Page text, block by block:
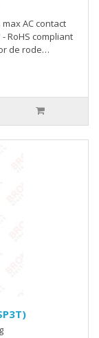
max AC contact
RoHS compliant
de rode